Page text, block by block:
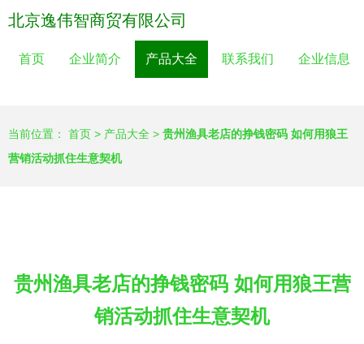
北京逸伟智商贸有限公司
首页 企业简介 产品大全 联系我们 企业信息
当前位置： 首页 > 产品大全 > 贵州渔具老店的挣钱密码 如何用狼王
营销活动抓住生意契机
贵州渔具老店的挣钱密码 如何用狼王营
销活动抓住生意契机